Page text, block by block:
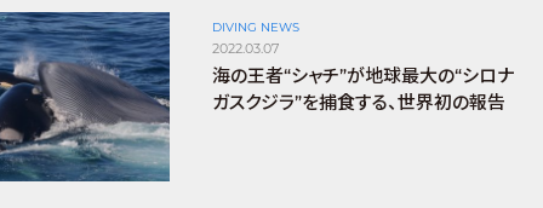
DIVING NEWS
2022.03.07
海の王者“シャチ”が地球最大の“シロナ
ガスクジラ”を捕食する、世界初の報告